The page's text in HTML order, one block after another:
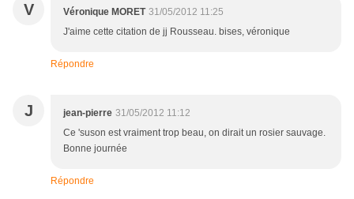
V Véronique MORET 31/05/2012 11:25
J'aime cette citation de jj Rousseau. bises, véronique
Répondre
J jean-pierre 31/05/2012 11:12
Ce 'suson est vraiment trop beau, on dirait un rosier sauvage.
Bonne journée
Répondre